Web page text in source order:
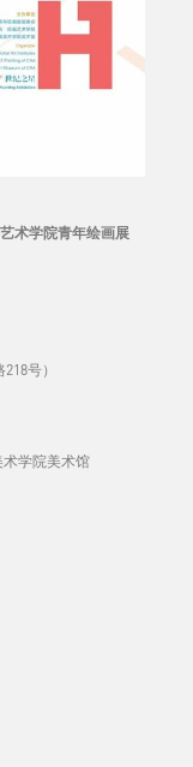
术学院青年绘画展
号）
术学院美术馆